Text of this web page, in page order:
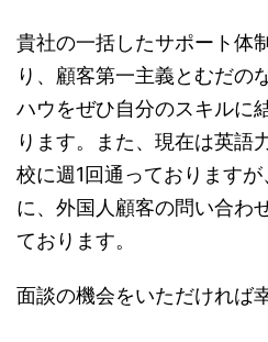
貴社の一括したサポート体
り、顧客第一主義とむだの
ハウをぜひ自分のスキルに
ります。また、現在は英語
校に週1回通っております
に、外国人顧客の問い合わ
ております。
面談の機会をいただければ